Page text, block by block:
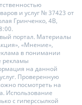
и услуг № 37423 от
Гринченко, 4В,
портал. Материалы
«Мнение»,
в понимании
рекламы
на данной
Проверенную
посмотреть на
Использование
с гиперссылкой